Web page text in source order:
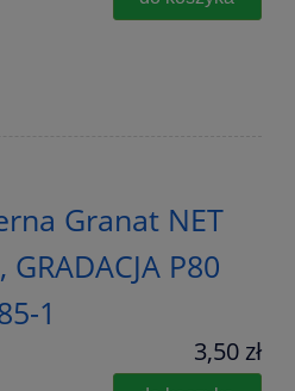
Granat NET
P80
1
3,50 zł